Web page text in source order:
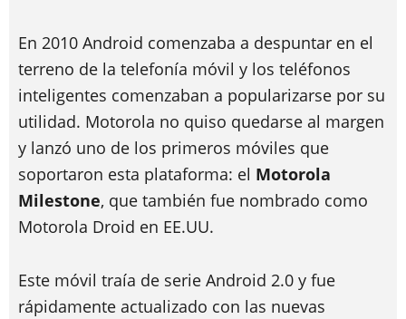
En 2010 Android comenzaba a despuntar en el
terreno de la telefonía móvil y los teléfonos
inteligentes comenzaban a popularizarse por su
utilidad. Motorola no quiso quedarse al margen
y lanzó uno de los primeros móviles que
soportaron esta plataforma: el Motorola
Milestone, que también fue nombrado como
Motorola Droid en EE.UU.
Este móvil traía de serie Android 2.0 y fue
rápidamente actualizado con las nuevas